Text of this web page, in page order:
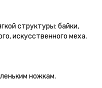
структуры: байки,
искусственного меха.
ножкам.